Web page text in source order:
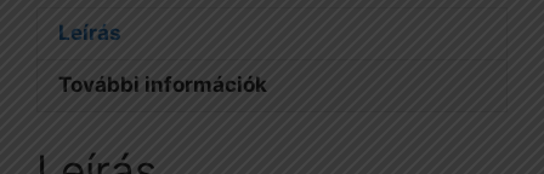
Leírás
További információk